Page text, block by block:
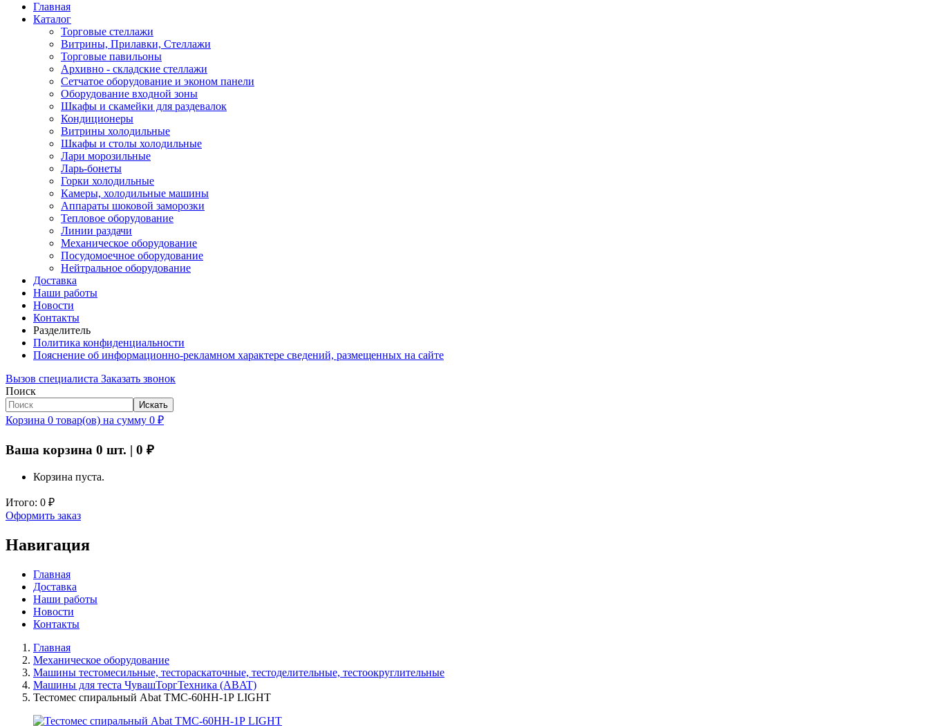
Главная
Каталог
Торговые стеллажи
Витрины, Прилавки, Стеллажи
Торговые павильоны
Архивно - складские стеллажи
Сетчатое оборудование и эконом панели
Оборудование входной зоны
Шкафы и скамейки для раздевалок
Кондиционеры
Витрины холодильные
Шкафы и столы холодильные
Лари морозильные
Ларь-бонеты
Горки холодильные
Камеры, холодильные машины
Аппараты шоковой заморозки
Тепловое оборудование
Линии раздачи
Механическое оборудование
Посудомоечное оборудование
Нейтральное оборудование
Доставка
Наши работы
Новости
Контакты
Разделитель
Политика конфиденциальности
Пояснение об информационно-рекламном характере сведений, размещенных на сайте
Вызов специалиста Заказать звонок
Поиск
Искать
Корзина 0 товар(ов) на сумму 0 ₽
Ваша корзина 0 шт. | 0 ₽
Корзина пуста.
Итого: 0 ₽
Оформить заказ
Навигация
Главная
Доставка
Наши работы
Новости
Контакты
Главная
Механическое оборудование
Машины тестомесильные, тестораскаточные, тестоделительные, тестоокруглительные
Машины для теста ЧувашТоргТехника (ABAT)
Тестомес спиральный Abat ТМС-60НН-1Р LIGHT